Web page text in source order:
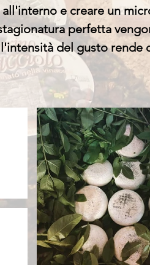
e creare un
perfetta
del gusto rende